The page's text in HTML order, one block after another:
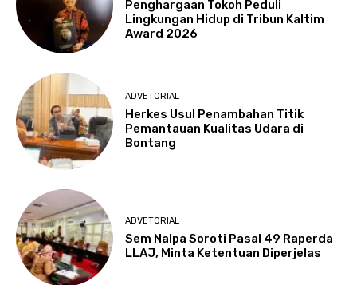
Penghargaan Tokoh Peduli
Lingkungan Hidup di Tribun Kaltim
Award 2026
ADVETORIAL
Herkes Usul Penambahan Titik
Pemantauan Kualitas Udara di
Bontang
ADVETORIAL
Sem Nalpa Soroti Pasal 49 Raperda
LLAJ, Minta Ketentuan Diperjelas